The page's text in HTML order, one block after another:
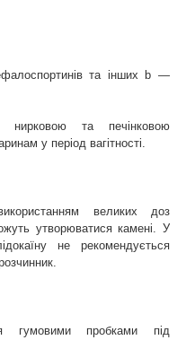
та інших b —
нирковою та печінковою
у період вагітності.
великих доз
утворюватися камені. У
не рекомендується
гумовими пробками під